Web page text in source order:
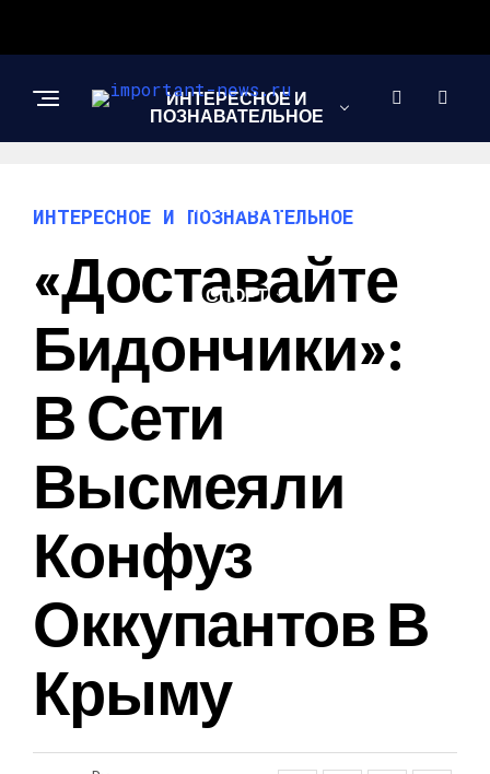
ИНТЕРЕСНОЕ И
ПОЗНАВАТЕЛЬНОЕ
НОВОСТИ
СПОРТ
ИНТЕРЕСНОЕ И ПОЗНАВАТЕЛЬНОЕ
«Доставайте
Бидончики»:
В Сети
Высмеяли
Конфуз
Оккупантов В
Крыму